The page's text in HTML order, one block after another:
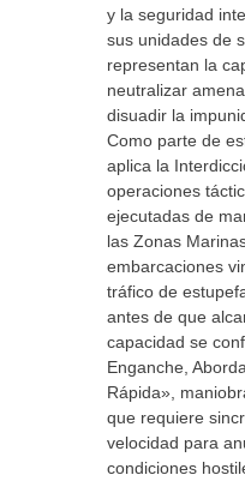
y la seguridad
sus unidades de
representan la
neutralizar
disuadir la
Como parte de
aplica la
operaciones
ejecutadas de
las Zonas
embarcaciones
tráfico de
antes de que
capacidad se
Enganche,
Rápida»,
que requiere
velocidad para
condiciones